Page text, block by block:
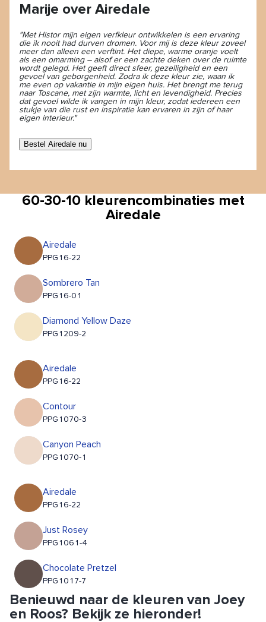
Marije over Airedale
"Met Histor mijn eigen verfkleur ontwikkelen is een ervaring
die ik nooit had durven dromen. Voor mij is deze kleur zoveel
meer dan alleen een verftint. Het diepe, warme oranje voelt
als een omarming – alsof er een zachte deken over de ruimte
wordt gelegd. Het geeft direct sfeer, gezelligheid en een
gevoel van geborgenheid. Zodra ik deze kleur zie, waan ik
me even op vakantie in mijn eigen huis. Het brengt me terug
naar Toscane, met zijn warmte, licht en levendigheid. Precies
dat gevoel wilde ik vangen in mijn kleur, zodat iedereen een
stukje van die rust en inspiratie kan ervaren in zijn of haar
eigen interieur."
Bestel Airedale nu
60-30-10 kleurencombinaties met
Airedale
Airedale
PPG16-22
Sombrero Tan
PPG16-01
Diamond Yellow Daze
PPG1209-2
Airedale
PPG16-22
Contour
PPG1070-3
Canyon Peach
PPG1070-1
Airedale
PPG16-22
Just Rosey
PPG1061-4
Chocolate Pretzel
PPG1017-7
Benieuwd naar de kleuren van Joey
en Roos? Bekijk ze hieronder!